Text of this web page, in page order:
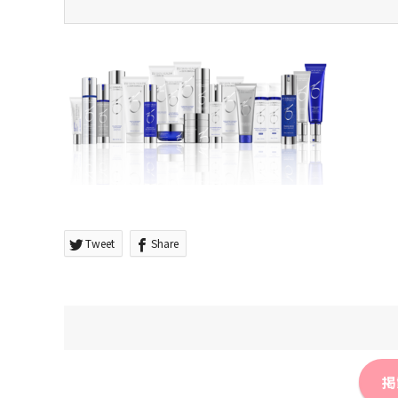
Tweet Share